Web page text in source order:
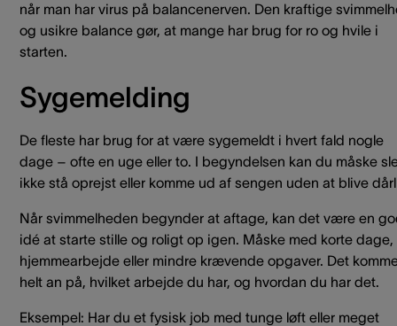
når man har virus på balancenerven. Den kraftige
og usikre balance gør, at mange har brug for ro og hvile i
starten.
Sygemelding
De fleste har brug for at være sygemeldt i hvert fald nogle
dage – ofte en uge eller to. I begyndelsen kan du måske
ikke stå oprejst eller komme ud af sengen uden at blive
Når svimmelheden begynder at aftage, kan det være en
idé at starte stille og roligt op igen. Måske med korte dage,
hjemmearbejde eller mindre krævende opgaver. Det
helt an på, hvilket arbejde du har, og hvordan du har det.
Eksempel: Har du et fysisk job med tunge løft eller meget